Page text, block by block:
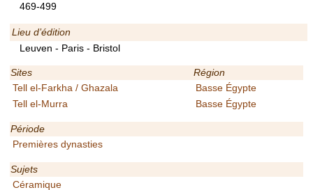
469-499
Lieu d’édition
Leuven - Paris - Bristol
Sites
Région
Tell el-Farkha / Ghazala
Basse Égypte
Tell el-Murra
Basse Égypte
Période
Premières dynasties
Sujets
Céramique